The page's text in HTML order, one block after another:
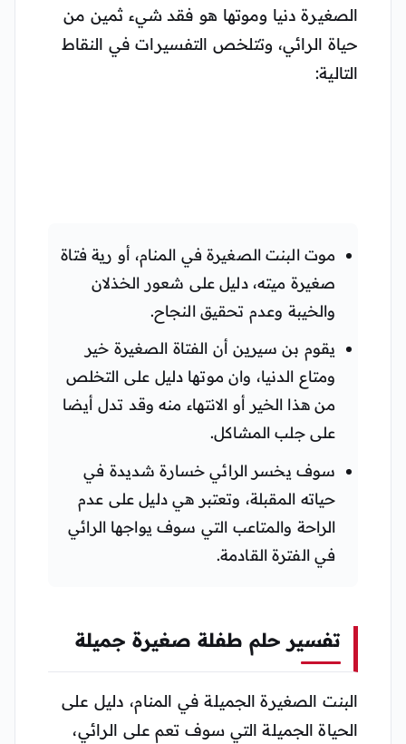
الصغيرة دنيا وموتها هو فقد شيء ثمين من
حياة الرائي، وتتلخص التفسيرات في النقاط
التالية:
موت البنت الصغيرة في المنام، أو رية فتاة
صغيرة ميته، دليل على شعور الخذلان
والخيبة وعدم تحقيق النجاح.
يقوم بن سيرين أن الفتاة الصغيرة خير
ومتاع الدنيا، وان موتها دليل على التخلص
من هذا الخير أو الانتهاء منه وقد تدل أيضا
على جلب المشاكل.
سوف يخسر الرائي خسارة شديدة في
حياته المقبلة، وتعتبر هي دليل على عدم
الراحة والمتاعب التي سوف يواجها الرائي
في الفترة القادمة.
تفسير حلم طفلة صغيرة جميلة
البنت الصغيرة الجميلة في المنام، دليل على
الحياة الجميلة التي سوف تعم على الرائي،